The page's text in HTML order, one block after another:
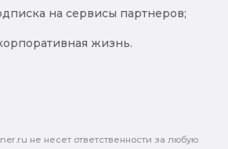
на сервисы партнеров;
жизнь.
не несет ответственности за любую